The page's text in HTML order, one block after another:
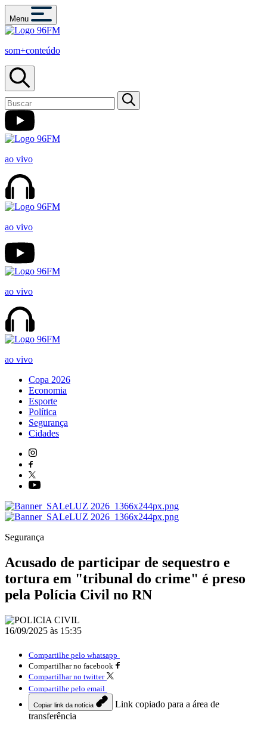
Menu
som+conteúdo
ao vivo
ao vivo
ao vivo
ao vivo
Copa 2026
Economia
Esporte
Política
Segurança
Cidades
Segurança
Acusado de participar de sequestro e
tortura em "tribunal do crime" é preso
pela Polícia Civil no RN
16/09/2025 às 15:35
Compartilhe pelo whatsapp
Compartilhar no facebook
Compartilhar no twitter
Compartilhe pelo email
Copiar link da notícia
Link copiado para a área de
transferência